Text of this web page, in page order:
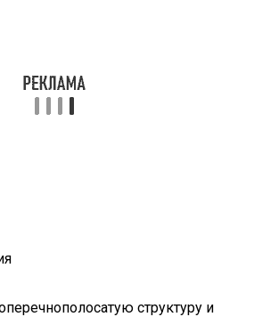
структуру и